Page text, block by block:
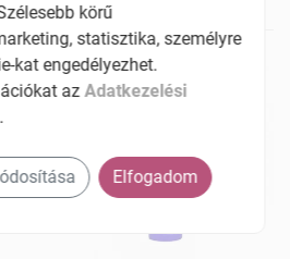
AJÁNLJUK
körű
statisztika, személyre
kat engedélyezhet.
az Adatkezelési
Elfogadom